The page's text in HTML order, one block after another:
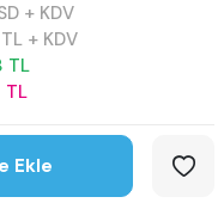
+ KDV
TL + KDV
TL
TL
Ekle